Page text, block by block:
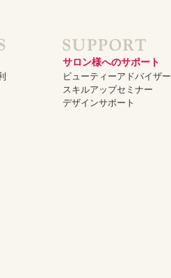
サロン様へのサポート
ビューティーアドバイザー
スキルアップセミナー
デザインサポート